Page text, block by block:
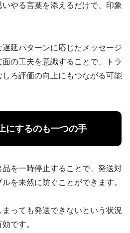
やる言葉を添えるだけで、印象
延パターンに応じたメッセージ
の工夫を意識することで、トラ
ろ評価の向上にもつながる可能
にするのも一つの手
品を一時停止することで、発送対
を未然に防ぐことができます。
っても発送できないという状況
です。